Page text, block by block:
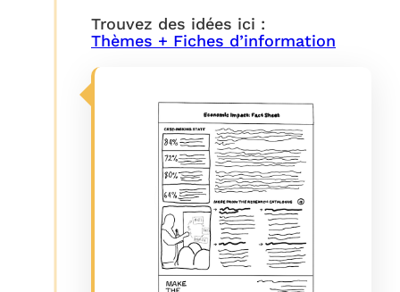
Trouvez des idées ici :
Thèmes + Fiches d’information